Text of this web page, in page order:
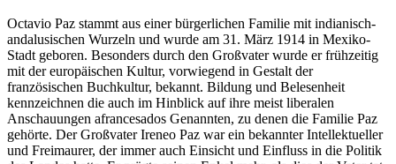
Octavio Paz stammt aus einer bürgerlichen Familie mit indianisch-
andalusischen Wurzeln und wurde am 31. März 1914 in Mexiko-
Stadt geboren. Besonders durch den Großvater wurde er frühzeitig
mit der europäischen Kultur, vorwiegend in Gestalt der
französischen Buchkultur, bekannt. Bildung und Belesenheit
kennzeichnen die auch im Hinblick auf ihre meist liberalen
Anschauungen afrancesados Genannten, zu denen die Familie Paz
gehörte. Der Großvater Ireneo Paz war ein bekannter Intellektueller
und Freimaurer, der immer auch Einsicht und Einfluss in die Politik